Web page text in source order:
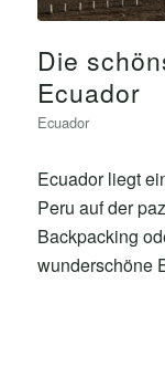
Die
Ecuador
Ecuador
Ecuador liegt
Peru auf der
Backpacking
wunderschöne